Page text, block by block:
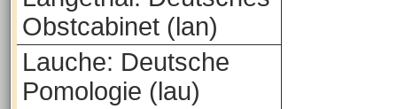
Obstcabinet (lan)
Lauche: Deutsche
Pomologie (lau)